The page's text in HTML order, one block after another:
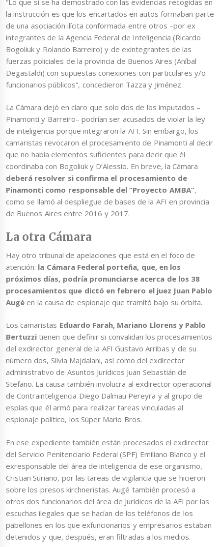
la instrucción es que los encartados en autos formaban parte
de una asociación ilícita conformada entre otros –por ex
integrantes de la Agencia Federal de Inteligencia (Ricardo
Bogoliuk y Rolando Barreiro) y de exintegrantes de las
fuerzas policiales de la provincia de Buenos Aires (Aníbal
Degastaldi) con supuestas conexiones con particulares y/o
funcionarios públicos”, concedieron Tazza y Jiménez.
La Cámara dejó en claro que solo dos de los imputados –
Pinamonti y Barreiro– podrían ser acusados de violar la ley
de inteligencia porque integraron la AFI. Sin embargo, los
camaristas revocaron el procesamiento de Pinamonti al decir
que no había elementos suficientes para decir que él
coordinaba con Bogoliuk y D’Alessio. En breve, la Cámara
deberá resolver si confirma el procesamiento de
Pinamonti como responsable del “Proyecto AMBA”,
como se llamó al despliegue de bases de la AFI en provincia
de Buenos Aires entre 2016 y 2017.
La otra Cámara
Hay otro tribunal de apelaciones que está en el foco de
atención: la Cámara Federal porteña, que, en los
próximos días, podría pronunciarse acerca de los 38
procesamientos que dictó en febrero el juez Juan Pablo
Augéen la causa de espionaje que tramitó bajo su órbita.
Los camaristas Eduardo Farah, Mariano Llorens y Pablo
Bertuzzi tienen que definir si convalidan los procesamientos
del exdirector general de la AFI Gustavo Arribas y de su
número dos, Silvia Majdalani, así como del exdirector
administrativo de Asuntos Jurídicos Juan Sebastián de
Stefano. La causa también involucra al exdirector operacional
de Contrainteligencia Diego Dalmau Pereyra y al grupo de
espías que él armó para realizar tareas vinculadas al
espionaje político, los Súper Mario Bros.
En ese expediente también están procesados el exdirector
del Servicio Penitenciario Federal (SPF) Emiliano Blanco y el
exresponsable del área de inteligencia de ese organismo,
Cristian Suriano, por las tareas de vigilancia que se hicieron
sobre los presos kirchneristas. Augé también procesó a
otros dos funcionarios del área de Jurídicos de la AFI por las
escuchas ilegales que se hacían de los teléfonos de los
pabellones en los que exfuncionarios y empresarios estaban
detenidos y que, después, eran filtradas a los medios.